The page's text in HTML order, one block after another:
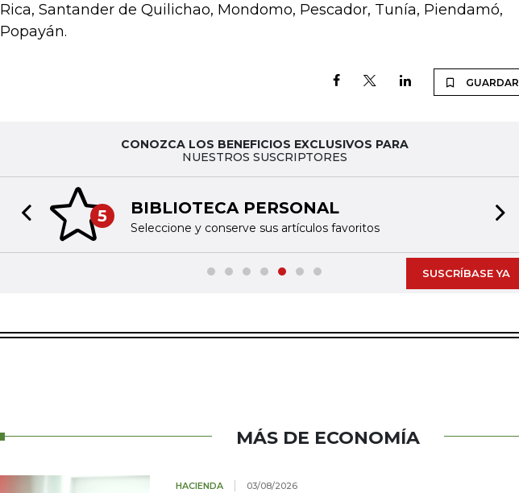
Rica, Santander de Quilichao, Mondomo, Pescador, Tunía, Piendamó,
Popayán.
GUARDAR
CONOZCA LOS BENEFICIOS EXCLUSIVOS PARA
NUESTROS SUSCRIPTORES
5 BIBLIOTECA PERSONAL
Seleccione y conserve sus artículos favoritos
Previous slide
SUSCRÍBASE YA
MÁS DE ECONOMÍA
HACIENDA 03/08/2026